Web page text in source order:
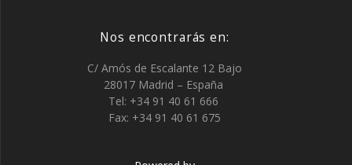
Nos encontrarás en:
C/ Amós de Escalante 12 Bajo
28017 Madrid – España
Tel: +34 91 40 61 666
Fax: +34 91 40 61 675